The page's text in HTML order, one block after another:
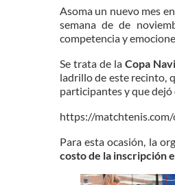
Asoma un nuevo mes
semana de de
competencia y
Se trata de la Copa
ladrillo de este recinto,
participantes y que dejó
https://
Para esta ocasión, la
costo de la inscripción